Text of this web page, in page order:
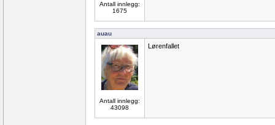
Antall innlegg:
1675
auau
Antall innlegg:
43098
Lørenfallet